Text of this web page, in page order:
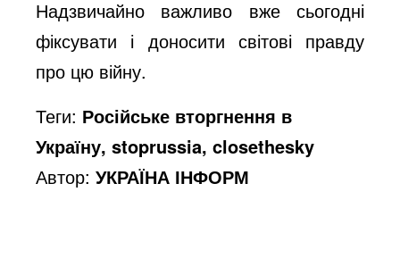
Надзвичайно важливо вже сьогодні
фіксувати і доносити світові правду
про цю війну.
Теги: Російське вторгнення в
Україну, stoprussia, closethesky
Автор:УКРАЇНА ІНФОРМ